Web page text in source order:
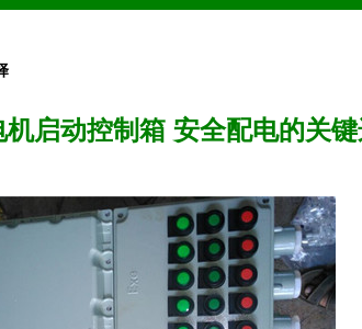
启动控制箱 安全配电的关